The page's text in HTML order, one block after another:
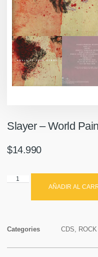
Slayer – World
$14.990
AÑADIR AL
Categories CDS,